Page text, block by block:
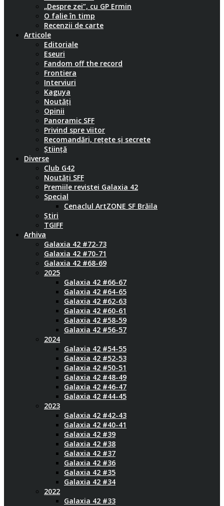
„Despre zei”, cu GP Ermin
O falie în timp
Recenzii de carte
Articole
Editoriale
Eseuri
Fandom off the record
Frontiera
Interviuri
Kaguya
Noutăți
Opinii
Panoramic SFF
Privind spre viitor
Recomandări, rețete și secrete
Știință
Diverse
Club G42
Noutăți SFF
Premiile revistei Galaxia 42
Special
Cenaclul ArtZONE SF Brăila
Știri
TGIFF
Arhiva
Galaxia 42 #72-73
Galaxia 42 #70-71
Galaxia 42 #68-69
2025
Galaxia 42 #66-67
Galaxia 42 #64-65
Galaxia 42 #62-63
Galaxia 42 #60-61
Galaxia 42 #58-59
Galaxia 42 #56-57
2024
Galaxia 42 #54-55
Galaxia 42 #52-53
Galaxia 42 #50-51
Galaxia 42 #48-49
Galaxia 42 #46-47
Galaxia 42 #44-45
2023
Galaxia 42 #42-43
Galaxia 42 #40-41
Galaxia 42 #39
Galaxia 42 #38
Galaxia 42 #37
Galaxia 42 #36
Galaxia 42 #35
Galaxia 42 #34
2022
Galaxia 42 #33